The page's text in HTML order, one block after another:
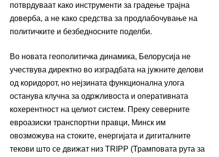
потврдуваат како инструменти за градење трајна
доверба, а не како средства за продлабочување на
политичките и безбедносните поделби.
Во новата геополитичка динамика, Белорусија не
учествува директно во изградбата на јужните делови
од коридорот, но нејзината функционална улога
останува клучна за одржливоста и оперативната
кохерентност на целиот систем. Преку северните
евроазиски транспортни правци, Минск им
овозможува на стоките, енергијата и дигиталните
текови што се движат низ TRIPP (Трамповата рута за